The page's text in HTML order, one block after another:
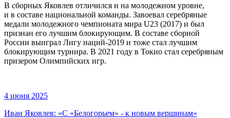
В сборных Яковлев отличился и на молодежном уровне,
и в составе национальной команды. Завоевал серебряные
медали молодежного чемпионата мира U23 (2017) и был
признан его лучшим блокирующим. В составе сборной
России выиграл Лигу наций-2019 и тоже стал лучшим
блокирующим турнира. В 2021 году в Токио стал серебряным
призером Олимпийских игр.
4 июня 2025
Иван Яковлев: «С «Белогорьем» - к новым вершинам»